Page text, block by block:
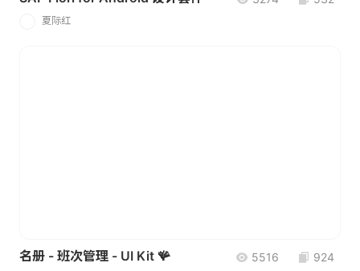
夏际红
名册 - 班次管理 - UI Kit 🪸 5516 924